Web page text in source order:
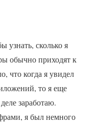
узнать, сколько я
обычно приходят к
что когда я увидел
то я еще
заработаю.
я был немного